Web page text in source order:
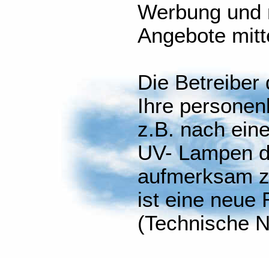
Werbung
Angebote
Die Betreiber
Ihre
z.B. nach
UV- Lampen
aufmerksam
ist eine neue
(Technische